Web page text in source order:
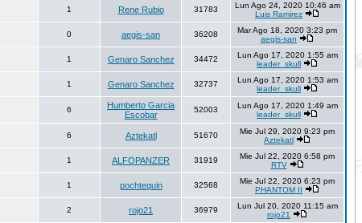
1 Rene Rubio 31783
Lun Ago 24, 2020 10:46 am
Luis Ramirez
0 aegis-san 36208
Mar Ago 18, 2020 3:23 pm
aegis-san
1 Genaro Sanchez 34472
Lun Ago 17, 2020 1:55 am
leader_skull
1 Genaro Sanchez 32737
Lun Ago 17, 2020 1:53 am
leader_skull
6
Humberto Garcia
Escobar
52003
Lun Ago 17, 2020 1:49 am
leader_skull
6 Aztekatl 51670
Mie Jul 29, 2020 9:23 pm
Aztekatl
1 ALFOPANZER 31919
Mie Jul 22, 2020 6:58 pm
RTV
1 pochtequin 32568
Mie Jul 22, 2020 6:23 pm
PHANTOM II
2 rojo21 36979
Lun Jul 20, 2020 11:15 am
rojo21